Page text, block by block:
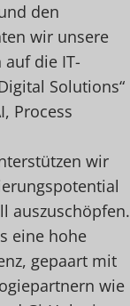
den
wir unsere
die IT-
Solutions“
Process
wir
auszuschöpfen.
eine hohe
gepaart mit
wie